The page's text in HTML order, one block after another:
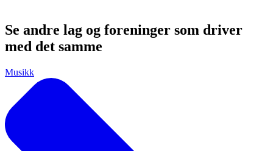
Se andre lag og foreninger som driver
med det samme
Musikk